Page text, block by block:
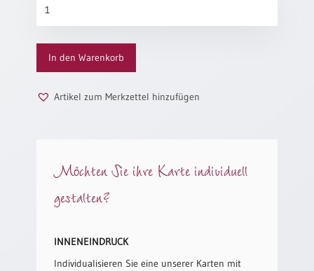
Neutral
Urkunden
Neuerscheinungen
Konfirmation
Menge
In den Warenkorb
Artikel zum Merkzettel hinzufügen
Möchten Sie ihre Karte individuell
gestalten?
INNENEINDRUCK
Individualisieren Sie eine unserer Karten mit